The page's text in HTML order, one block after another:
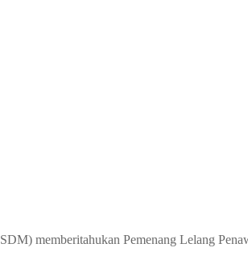
memberitahukan Pemenang Lelang